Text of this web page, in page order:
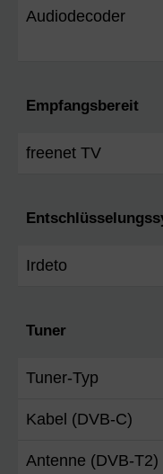
Audiodecoder
Empfangsbereit
freenet TV
Irdeto
Tuner
Tuner-Typ
Kabel (DVB-C)
Antenne (DVB-T2)